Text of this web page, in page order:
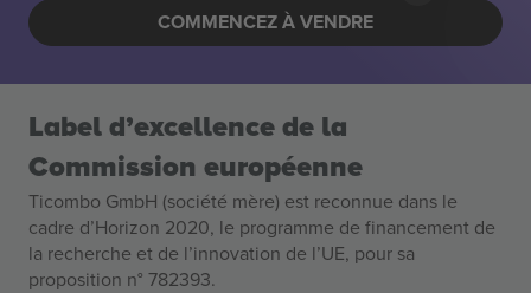
COMMENCEZ À VENDRE
Label d’excellence de la
Commission européenne
Ticombo GmbH (société mère) est reconnue dans le
cadre d’Horizon 2020, le programme de financement de
la recherche et de l’innovation de l’UE, pour sa
proposition n° 782393.